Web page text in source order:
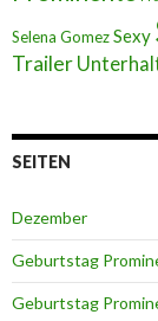
Selena GomezSexy
Trailer
SEITEN
Dezember
Geburtstag
Geburtstag